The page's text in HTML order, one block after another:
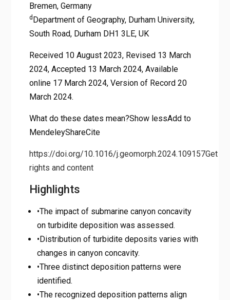
Bremen, Germany
d Department of Geography, Durham University,
South Road, Durham DH1 3LE, UK
Received 10 August 2023, Revised 13 March
2024, Accepted 13 March 2024, Available
online 17 March 2024, Version of Record 20
March 2024.
What do these dates mean?Show lessAdd to
MendeleyShareCite
https://doi.org/10.1016/j.geomorph.2024.109157Get
rights and content
Highlights
•The impact of submarine canyon concavity
on turbidite deposition was assessed.
•Distribution of turbidite deposits varies with
changes in canyon concavity.
•Three distinct deposition patterns were
identified.
•The recognized deposition patterns align